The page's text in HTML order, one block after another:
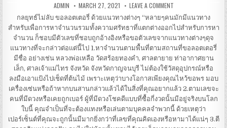
AUTHOR:
ADMIN PUBLISHED
DATE:
MARCH 27, 2021 LEAVE A COMMENTON
ไม่
ลับ ขอ
ลอตเตอรี่ ด้วย
แนวทาง
ต่างๆ
กลยุทธ์ไม่ลับ ขอลอตเตอรี่ ด้วยแนวทางต่างๆ “หลายๆคนมักมีแนวทาง
สำหรับเพื่อการหาจำนวนรวมทั้งความศรัทธาที่แตกต่างออกไปสำหรับการหา
จำนวน ก็ชอบมีตัวเลขที่ชอบถูกอ้างอิงหรือขอตัวเลขจากแนวทางต่างๆดุจ
แนวทางที่จะกล่าวต่อแต่นี้ไป 1.หาจำนวนตามพื้นที่ตามสถานที่ขอลอตเตอรี่
มีชื่อ อย่างเช่น หลวงพ่อเหลือ วัดสร้อยทองคำ, ศาลตายาย ท่าอากาศยาน
เล็ก, ศาลเจ้าแม่ไทร จังหวัด จังหวัดกาญจนบุรี ไม่ต้องใช้วัสดุอุปกรณ์หรือ
ลงมือเอาแป้งไปเช็ดที่ต้นไม้ เพราะเหตุว่าบางโอกาสเพียงคุณไหว้ขอพร มอบ
เครื่องเซ่นหรือถ้าหากบนสานกล่าวแล้วได้ในสิ่งที่คุณอยากแล้ว 2.ตามเลขจะ
คนที่มีดวงหรือเคยถูกเบอร์ ผู้ที่มีดวงโชคดีแบบที่ซื้อกี่งวดนั้นมีอยู่จริงบนโลก
ใบนี้ คุณจำเป็นที่จะต้องแทงหรือเล่นตามบุคคลจำพวกนี้ ด้วยเหตุว่า
เปอร์เซ็นต์ที่คุณจะถูกนั้นมีมากยิ่งกว่าที่เลขที่คุณคิดเองหรือหามาได้แน่ๆ 3.ตี